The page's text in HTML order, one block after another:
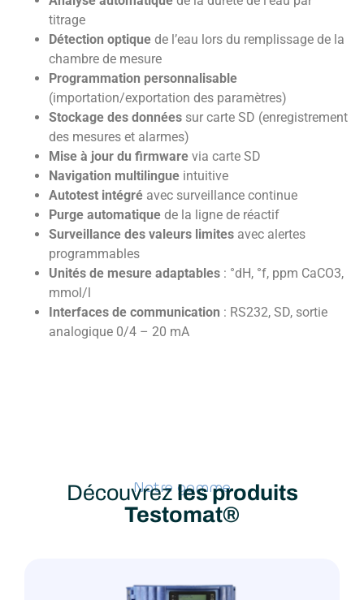
titrage
Détection optique de l’eau lors du remplissage de la
chambre de mesure
Programmation personnalisable
(importation/exportation des paramètres)
Stockage des données sur carte SD (enregistrement
des mesures et alarmes)
Mise à jour du firmware via carte SD
Navigation multilingue intuitive
Autotest intégré avec surveillance continue
Purge automatique de la ligne de réactif
Surveillance des valeurs limites avec alertes
programmables
Unités de mesure adaptables : °dH, °f, ppm CaCO3,
mmol/l
Interfaces de communication : RS232, SD, sortie
analogique 0/4 – 20 mA
Notre gamme
Découvrez les produits
Testomat®